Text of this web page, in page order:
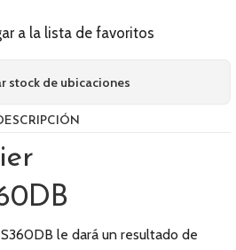
a la lista de favoritos
stock de ubicaciones
le dará un resultado de